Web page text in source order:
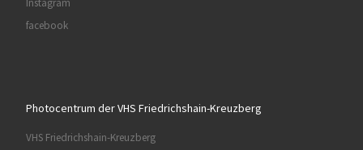
Instagram
facebook
Photocentrum der VHS Friedrichshain-Kreuzberg
VHS Friedrichshain-Kreuzberg